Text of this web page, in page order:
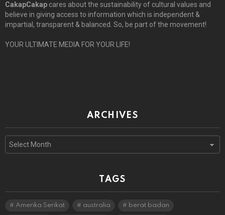
CakapCakap cares about the sustainability of cultural values and
believe in giving access to information which is independent &
impartial, transparent & balanced. So, be part of the movement!
YOUR ULTIMATE MEDIA FOR YOUR LIFE!
ARCHIVES
TAGS
Amerika Serikat australia berat badan